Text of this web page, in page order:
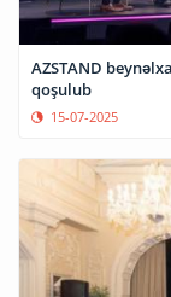
AZSTAND
qoşulub
15-07-2025